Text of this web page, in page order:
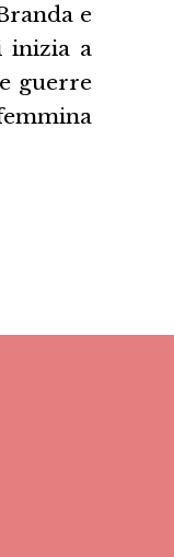
e
inizia a
guerre